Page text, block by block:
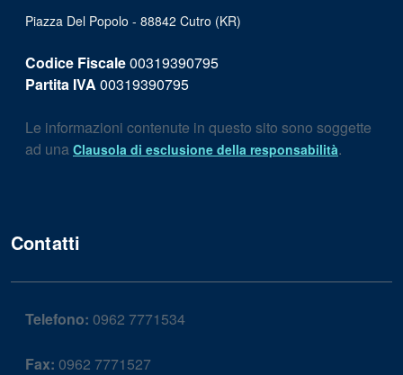
Piazza Del Popolo - 88842 Cutro (KR)
Codice Fiscale00319390795
Partita IVA 00319390795
Le informazioni contenute in questo sito sono soggette
ad una Clausola di esclusione della responsabilità.
Contatti
Telefono: 0962 7771534
Fax: 0962 7771527